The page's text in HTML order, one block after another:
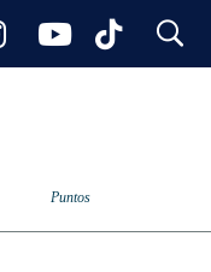
search
Puntos